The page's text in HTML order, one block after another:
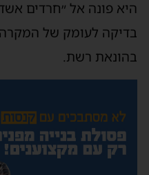
היא פונה אל ״חרדים
בדיקה לעומק של
בהונאת רשת.